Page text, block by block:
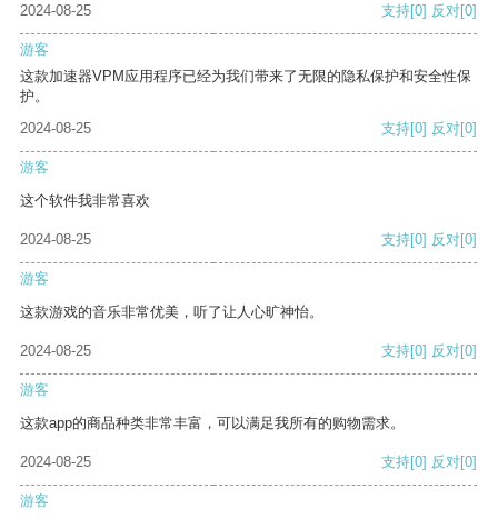
2024-08-25 支持[0] 反对[0]
游客
这款加速器VPM应用程序已经为我们带来了无限的隐私保护和安全性保
护。
2024-08-25
支持[0] 反对[0]
游客
这个软件我非常喜欢
2024-08-25 支持[0] 反对[0]
游客
这款游戏的音乐非常优美，听了让人心旷神怡。
2024-08-25 支持[0] 反对[0]
游客
这款app的商品种类非常丰富，可以满足我所有的购物需求。
2024-08-25 支持[0] 反对[0]
游客